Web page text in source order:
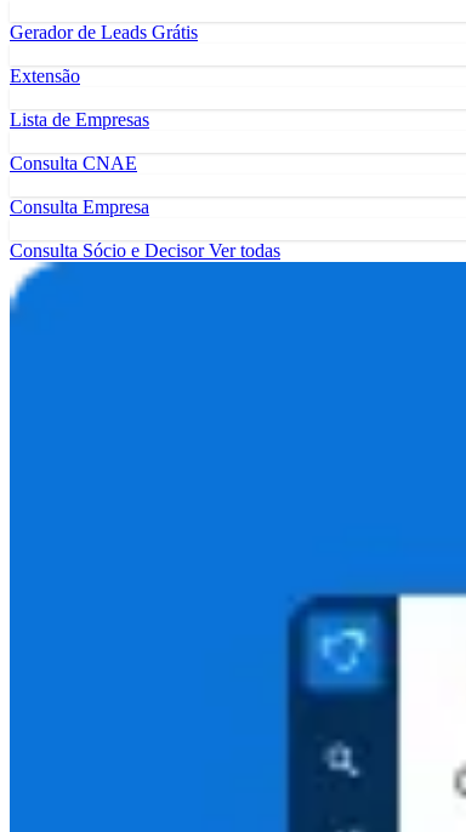
Gerador de Leads Grátis
Extensão
Lista de Empresas
Consulta CNAE
Consulta Empresa
Consulta Sócio e DecisorVer todas